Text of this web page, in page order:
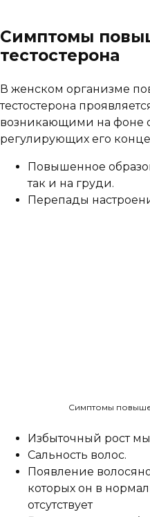
Симптомы
тестостерона
В женском организме
тестостерона
возникающими на фоне
регулирующих его
Повышенное
так и на груди.
Перепады
Симптомы
Избыточный рост
Сальность волос.
Появление
которых он в
отсутствует